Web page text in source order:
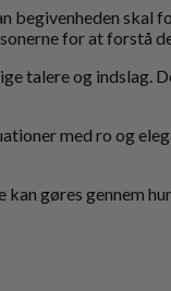
begivenheden
for at forstå
talere og
med ro og
gøres gennem